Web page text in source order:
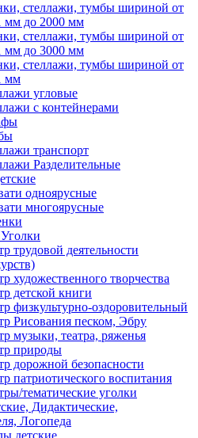
стеллажи, тумбы шириной от
мм до 2000 мм
стеллажи, тумбы шириной от
мм до 3000 мм
стеллажи, тумбы шириной от
мм
угловые
с контейнерами
транспорт
Разделительные
одноярусные
многоярусные
трудовой деятельности
художественного творчества
детской книги
физкультурно-оздоровительный
Рисования песком, Эбру
музыки, театра, ряженья
природы
дорожной безопасности
патриотического воспитания
тематические уголки
Дидактические,
Логопеда
детские